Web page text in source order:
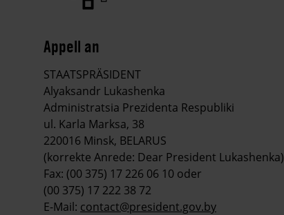
Appell an
STAATSPRÄSIDENT
Alyaksandr Lukashenka
Administratsia Prezidenta Respubliki
ul. Karla Marksa, 38
220016 Minsk, BELARUS
(korrekte Anrede: Dear President Lukashenka)
Fax: (00 375) 17 226 06 10 oder
(00 375) 17 222 38 72
E-Mail: contact@president.gov.by